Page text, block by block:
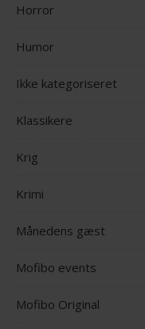
Horror
Humor
Ikke kategoriseret
Klassikere
Krig
Krimi
Månedens gæst
Mofibo events
Mofibo Original